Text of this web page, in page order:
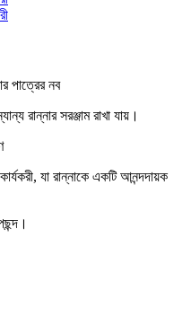
পাত্রের নব
রান্নার সরঞ্জাম রাখা যায়।
যা রান্নাকে একটি আনন্দদায়ক